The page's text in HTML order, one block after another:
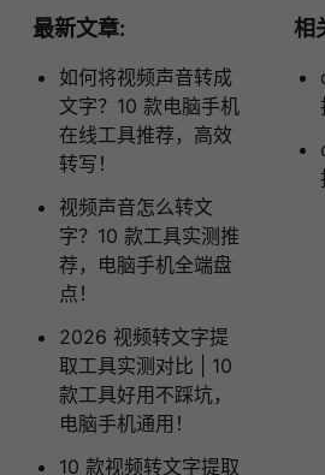
最新文章:
如何将视频声音转成
文字？10 款电脑手机
在线工具推荐，高效
转写！
视频声音怎么转文
字？10 款工具实测推
荐，电脑手机全端盘
点！
2026 视频转文字提
取工具实测对比 | 10
款工具好用不踩坑，
电脑手机通用！
10 款视频转文字提取
相